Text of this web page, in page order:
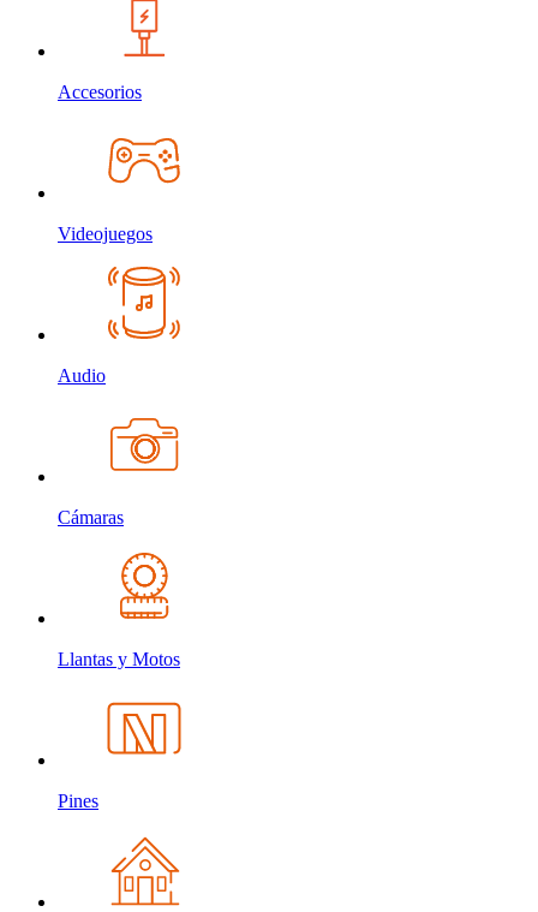
Accesorios
Videojuegos
Audio
Cámaras
Llantas y Motos
Pines